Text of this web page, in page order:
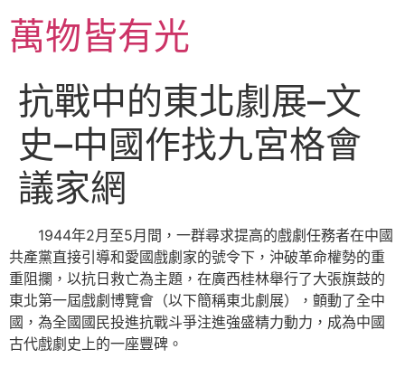
主萬物皆有光
抗戰中的東北劇展–文
史–中國作找九宮格會
議家網
1944年2月至5月間，一群尋求提高的戲劇任務者在中國
共產黨直接引導和愛國戲劇家的號令下，沖破革命權勢的重
重阻攔，以抗日救亡為主題，在廣西桂林舉行了大張旗鼓的
東北第一屆戲劇博覽會（以下簡稱東北劇展），顫動了全中
國，為全國國民投進抗戰斗爭注進強盛精力動力，成為中國
古代戲劇史上的一座豐碑。